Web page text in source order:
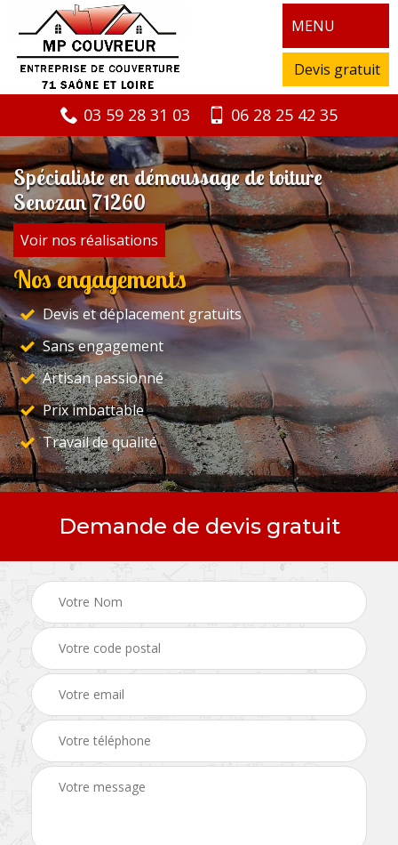
MENU
Devis gratuit
03 59 28 31 03 06 28 25 42 35
Spécialiste en démoussage de toiture
Senozan 71260
Voir nos réalisations
Nos engagements
Devis et déplacement gratuits
Sans engagement
Artisan passionné
Prix imbattable
Travail de qualité
Demande de devis gratuit